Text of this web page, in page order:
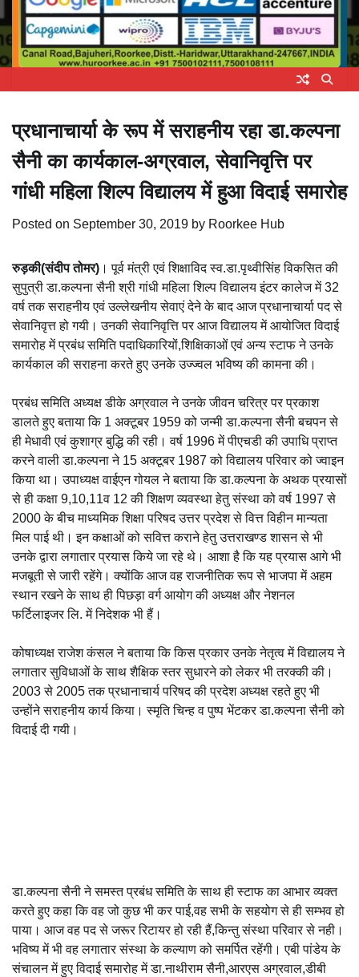
प्रधानाचार्या के रूप में सराहनीय रहा डा.कल्पना
सैनी का कार्यकाल-अग्रवाल, सेवानिवृत्ति पर
गांधी महिला शिल्प विद्यालय में हुआ विदाई समारोह
Posted on September 30, 2019 by Roorkee Hub
रुड़की(संदीप तोमर) । पूर्व मंत्री एवं शिक्षाविद स्व.डा.पृथ्वीसिंह विकसित की
सुपुत्री डा.कल्पना सैनी श्री गांधी महिला शिल्प विद्यालय इंटर कालेज में 32
वर्ष तक सराहनीय एवं उल्लेखनीय सेवाएं देने के बाद आज प्रधानाचार्या पद से
सेवानिवृत्त हो गयी। उनकी सेवानिवृत्ति पर आज विद्यालय में आयोजित विदाई
समारोह में प्रबंध समिति पदाधिकारियों,शिक्षिकाओं एवं अन्य स्टाफ ने उनके
कार्यकाल की सराहना करते हुए उनके उज्ज्वल भविष्य की कामना की।
प्रबंध समिति अध्यक्ष डीके अग्रवाल ने उनके जीवन चरित्र पर प्रकाश
डालते हुए बताया कि 1 अक्टूबर 1959 को जन्मी डा.कल्पना सैनी बचपन से
ही मेधावी एवं कुशाग्र बुद्धि की रही। वर्ष 1996 में पीएचडी की उपाधि प्राप्त
करने वाली डा.कल्पना ने 15 अक्टूबर 1987 को विद्यालय परिवार को ज्वाइन
किया था। उपाध्यक्ष वाईएन गोयल ने बताया कि डा.कल्पना के अथक प्रयासों
से ही कक्षा 9,10,11व 12 की शिक्षण व्यवस्था हेतु संस्था को वर्ष 1997 से
2000 के बीच माध्यमिक शिक्षा परिषद उत्तर प्रदेश से वित्त विहीन मान्यता
मिल पाई थी। इन कक्षाओं को सवित्त कराने हेतु उत्तराखण्ड शासन से भी
उनके द्वारा लगातार प्रयास किये जा रहे थे। आशा है कि यह प्रयास आगे भी
मजबूती से जारी रहेंगे। क्योंकि आज वह राजनीतिक रूप से भाजपा में अहम
स्थान रखने के साथ ही पिछड़ा वर्ग आयोग की अध्यक्ष और नेशनल
फर्टिलाइजर लि. में निदेशक भी हैं।
कोषाध्यक्ष राजेश कंसल ने बताया कि किस प्रकार उनके नेतृत्व में विद्यालय ने
लगातार सुविधाओं के साथ शैक्षिक स्तर सुधारने को लेकर भी तरक्की की।
2003 से 2005 तक प्रधानाचार्य परिषद की प्रदेश अध्यक्ष रहते हुए भी
उन्होंने सराहनीय कार्य किया। स्मृति चिन्ह व पुष्प भेंटकर डा.कल्पना सैनी को
विदाई दी गयी।
डा.कल्पना सैनी ने समस्त प्रबंध समिति के साथ ही स्टाफ का आभार व्यक्त
करते हुए कहा कि वह जो कुछ भी कर पाई,वह सभी के सहयोग से ही सम्भव हो
पाया। आज वह पद से जरूर रिटायर हो रही हैं,किन्तु संस्था परिवार से नही।
भविष्य में भी वह लगातार संस्था के कल्याण को समर्पित रहेंगी। एबी पांडेय के
संचालन में हुए विदाई समारोह में डा.नाथीराम सैनी,आरएस अग्रवाल,डीबी